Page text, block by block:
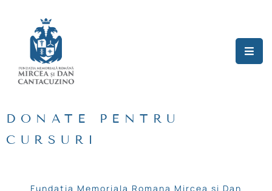
Acasă
Cine
Proiecte
DONATE PENTRU
CURSURI
Fundația Memoriala Romana Mircea si Dan